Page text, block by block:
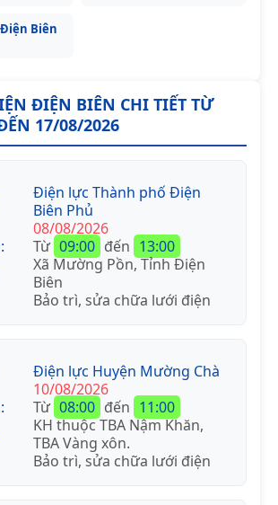
Biên
ĐIỆN BIÊN CHI TIẾT TỪ
17/08/2026
Điện lực Thành phố Điện
Biên Phủ
08/08/2026
Từ 09:00 đến 13:00
Xã Mường Pồn, Tỉnh Điện
Biên
Bảo trì, sửa chữa lưới điện
Điện lực Huyện Mường Chà
10/08/2026
Từ 08:00 đến 11:00
KH thuộc TBA Nậm Khăn,
TBA Vàng xôn.
Bảo trì, sửa chữa lưới điện